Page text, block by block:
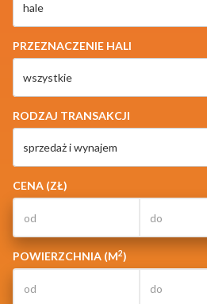
hale
PRZEZNACZENIE HALI
wszystkie
RODZAJ TRANSAKCJI
sprzedaż i wynajem
CENA (ZŁ)
POWIERZCHNIA (M2)